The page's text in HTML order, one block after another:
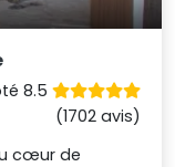
8.5
(1702 avis)
cœur de